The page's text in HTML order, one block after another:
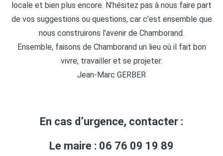
locale et bien plus encore. N’hésitez pas à nous faire part
de vos suggestions ou questions, car c’est ensemble que
nous construirons l’avenir de Chamborand.
Ensemble, faisons de Chamborand un lieu où il fait bon
vivre, travailler et se projeter.
Jean-Marc GERBER
En cas d’urgence, contacter :
Le maire : 06 76 09 19 89